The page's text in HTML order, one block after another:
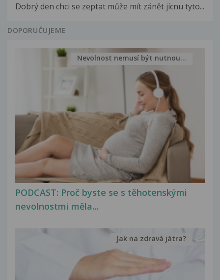
Dobrý den chci se zeptat může mít zánět jícnu tyto...
DOPORUČUJEME
PODCAST: Proč byste se s těhotenskými
nevolnostmi měla...
Nevolnost nemusí být nutnou...
Jak na zdravá játra?